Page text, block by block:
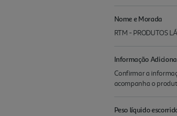
Nome e Morada
RTM - PRODUTOS
Informação
Confirmar a
acompanha o
Peso líquido